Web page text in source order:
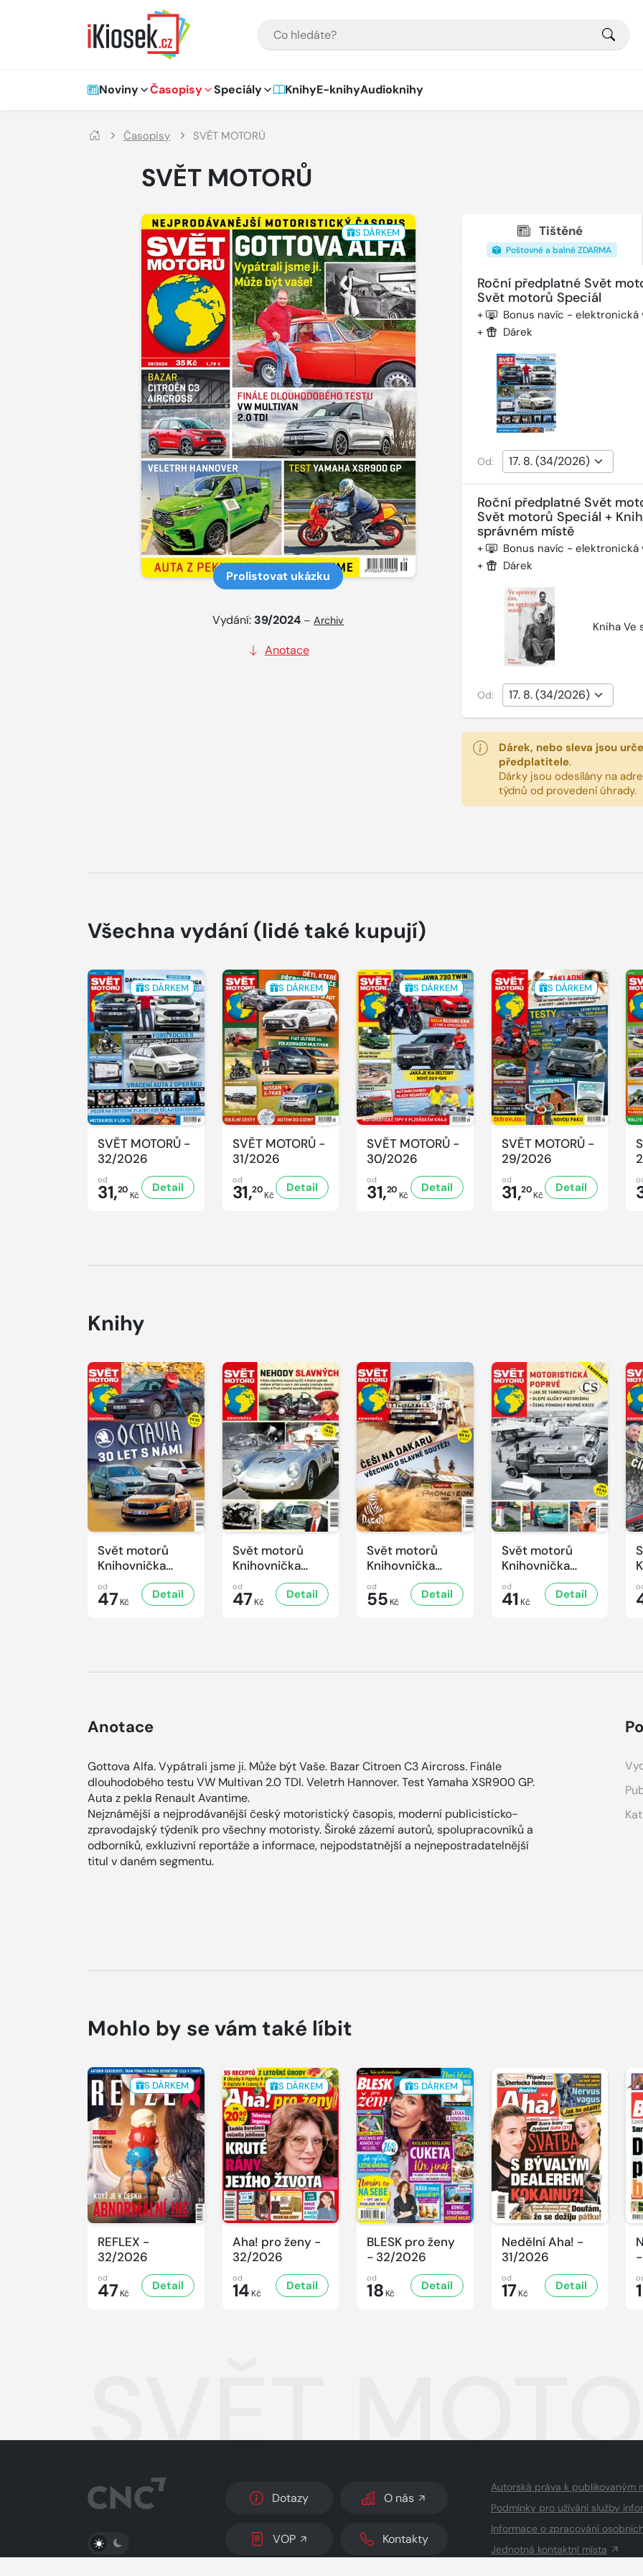
Hlavní navigace
Noviny Časopisy Speciály KnihyE-knihyAudioknihy
Časopisy SVĚT MOTORŮ
SVĚT MOTORŮ
S DÁRKEM
Prolistovat ukázku
Vydání: 39/2024 –Archiv
Anotace
Tištěné
Poštovné a balné ZDARMA
Roční předplatné Svět
Svět motorů Speciál
+ Bonus navíc - elektronická
+ Dárek
Od:
Roční předplatné Svět
Svět motorů Speciál +
správném místě
+ Bonus navíc - elektronická
+ Dárek
Kniha Ve
Od:
Dárek, nebo sleva jsou
předplatitele.
Dárky jsou odesílány na
týdnů od provedení úhrady.
Všechna vydání (lidé také kupují)
S DÁRKEM
SVĚT MOTORŮ -
32/2026
od
31,20 Kč
Detail
S DÁRKEM
SVĚT MOTORŮ -
31/2026
od
31,20Kč
Detail
S DÁRKEM
SVĚT MOTORŮ -
30/2026
od
31,20 Kč
Detail
S DÁRKEM
SVĚT MOTORŮ -
29/2026
od
31,20Kč
Detail
Knihy
Svět motorů
Knihovnička
2/2026
od
47 Kč
Detail
Svět motorů
Knihovnička
1/2026
od
47 Kč
Detail
Svět motorů
Knihovnička
4/2025
od
55 Kč
Detail
Svět motorů
Knihovnička
3/2025
od
41 Kč
Detail
Anotace
Gottova Alfa. Vypátrali jsme ji. Může být Vaše. Bazar Citroen C3 Aircross. Finále
dlouhodobého testu VW Multivan 2.0 TDI. Veletrh Hannover. Test Yamaha XSR900 GP.
Auta z pekla Renault Avantime.
Nejznámější a nejprodávanější český motoristický časopis, moderní publicisticko-
zpravodajský týdeník pro všechny motoristy. Široké zázemí autorů, spolupracovníků a
odborníků, exkluzivní reportáže a informace, nejpodstatnější a nejnepostradatelnější
titul v daném segmentu.
Mohlo by se vám také líbit
S DÁRKEM
REFLEX -
32/2026
od
47 Kč
Detail
S DÁRKEM
Aha! pro ženy -
32/2026
od
14 Kč
Detail
S DÁRKEM
BLESK pro ženy
- 32/2026
od
18 Kč
Detail
Nedělní Aha! -
31/2026
od
17 Kč
Detail
SVĚT
PŘEPNOUT SVĚTLÝ/TMAVÝ REŽIM
Dotazy O nás
VOP Kontakty
Autorská práva k publikovaným
Podmínky pro užívání služby
Informace o zpracování
Jednotná kontaktní místa